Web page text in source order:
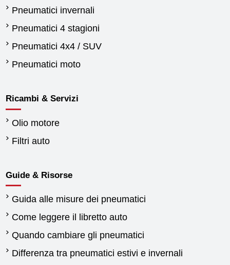
Pneumatici invernali
Pneumatici 4 stagioni
Pneumatici 4x4 / SUV
Pneumatici moto
Ricambi & Servizi
Olio motore
Filtri auto
Guide & Risorse
Guida alle misure dei pneumatici
Come leggere il libretto auto
Quando cambiare gli pneumatici
Differenza tra pneumatici estivi e invernali